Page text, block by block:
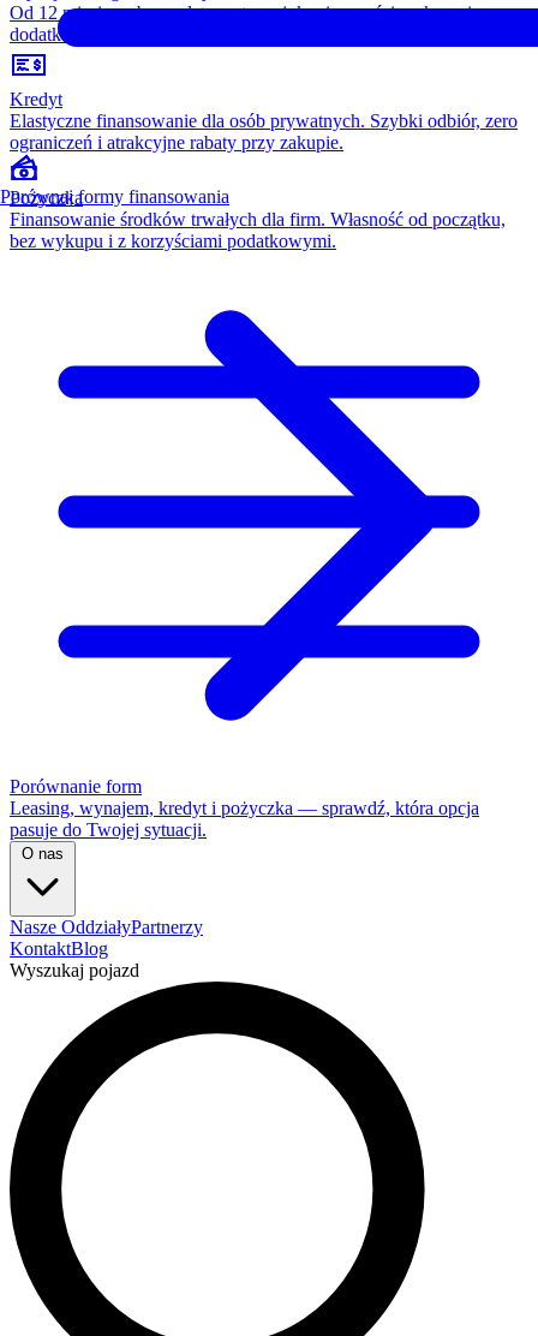
Od 12 miesięcy, bez opłaty wstępnej, konieczności wykupu i
dodatkowych kosztów. Wszystko w cenie raty.
Kredyt
Elastyczne finansowanie dla osób prywatnych. Szybki odbiór, zero
ograniczeń i atrakcyjne rabaty przy zakupie.
Pożyczka
Finansowanie środków trwałych dla firm. Własność od początku,
bez wykupu i z korzyściami podatkowymi.
Porównanie form
Leasing, wynajem, kredyt i pożyczka — sprawdź, która opcja
pasuje do Twojej sytuacji.
O nas
Nasze OddziałyPartnerzy
KontaktBlog
Wyszukaj pojazd
Porównaj formy finansowania